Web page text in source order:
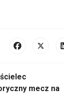
mecz na